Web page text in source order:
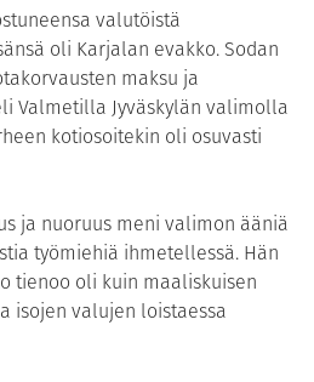
valutöistä
oli Karjalan evakko. Sodan
maksu ja
Valmetilla Jyväskylän valimolla
kotiosoitekin oli osuvasti
ja nuoruus meni valimon ääniä
työmiehiä ihmetellessä. Hän
tienoo oli kuin maaliskuisen
isojen valujen loistaessa